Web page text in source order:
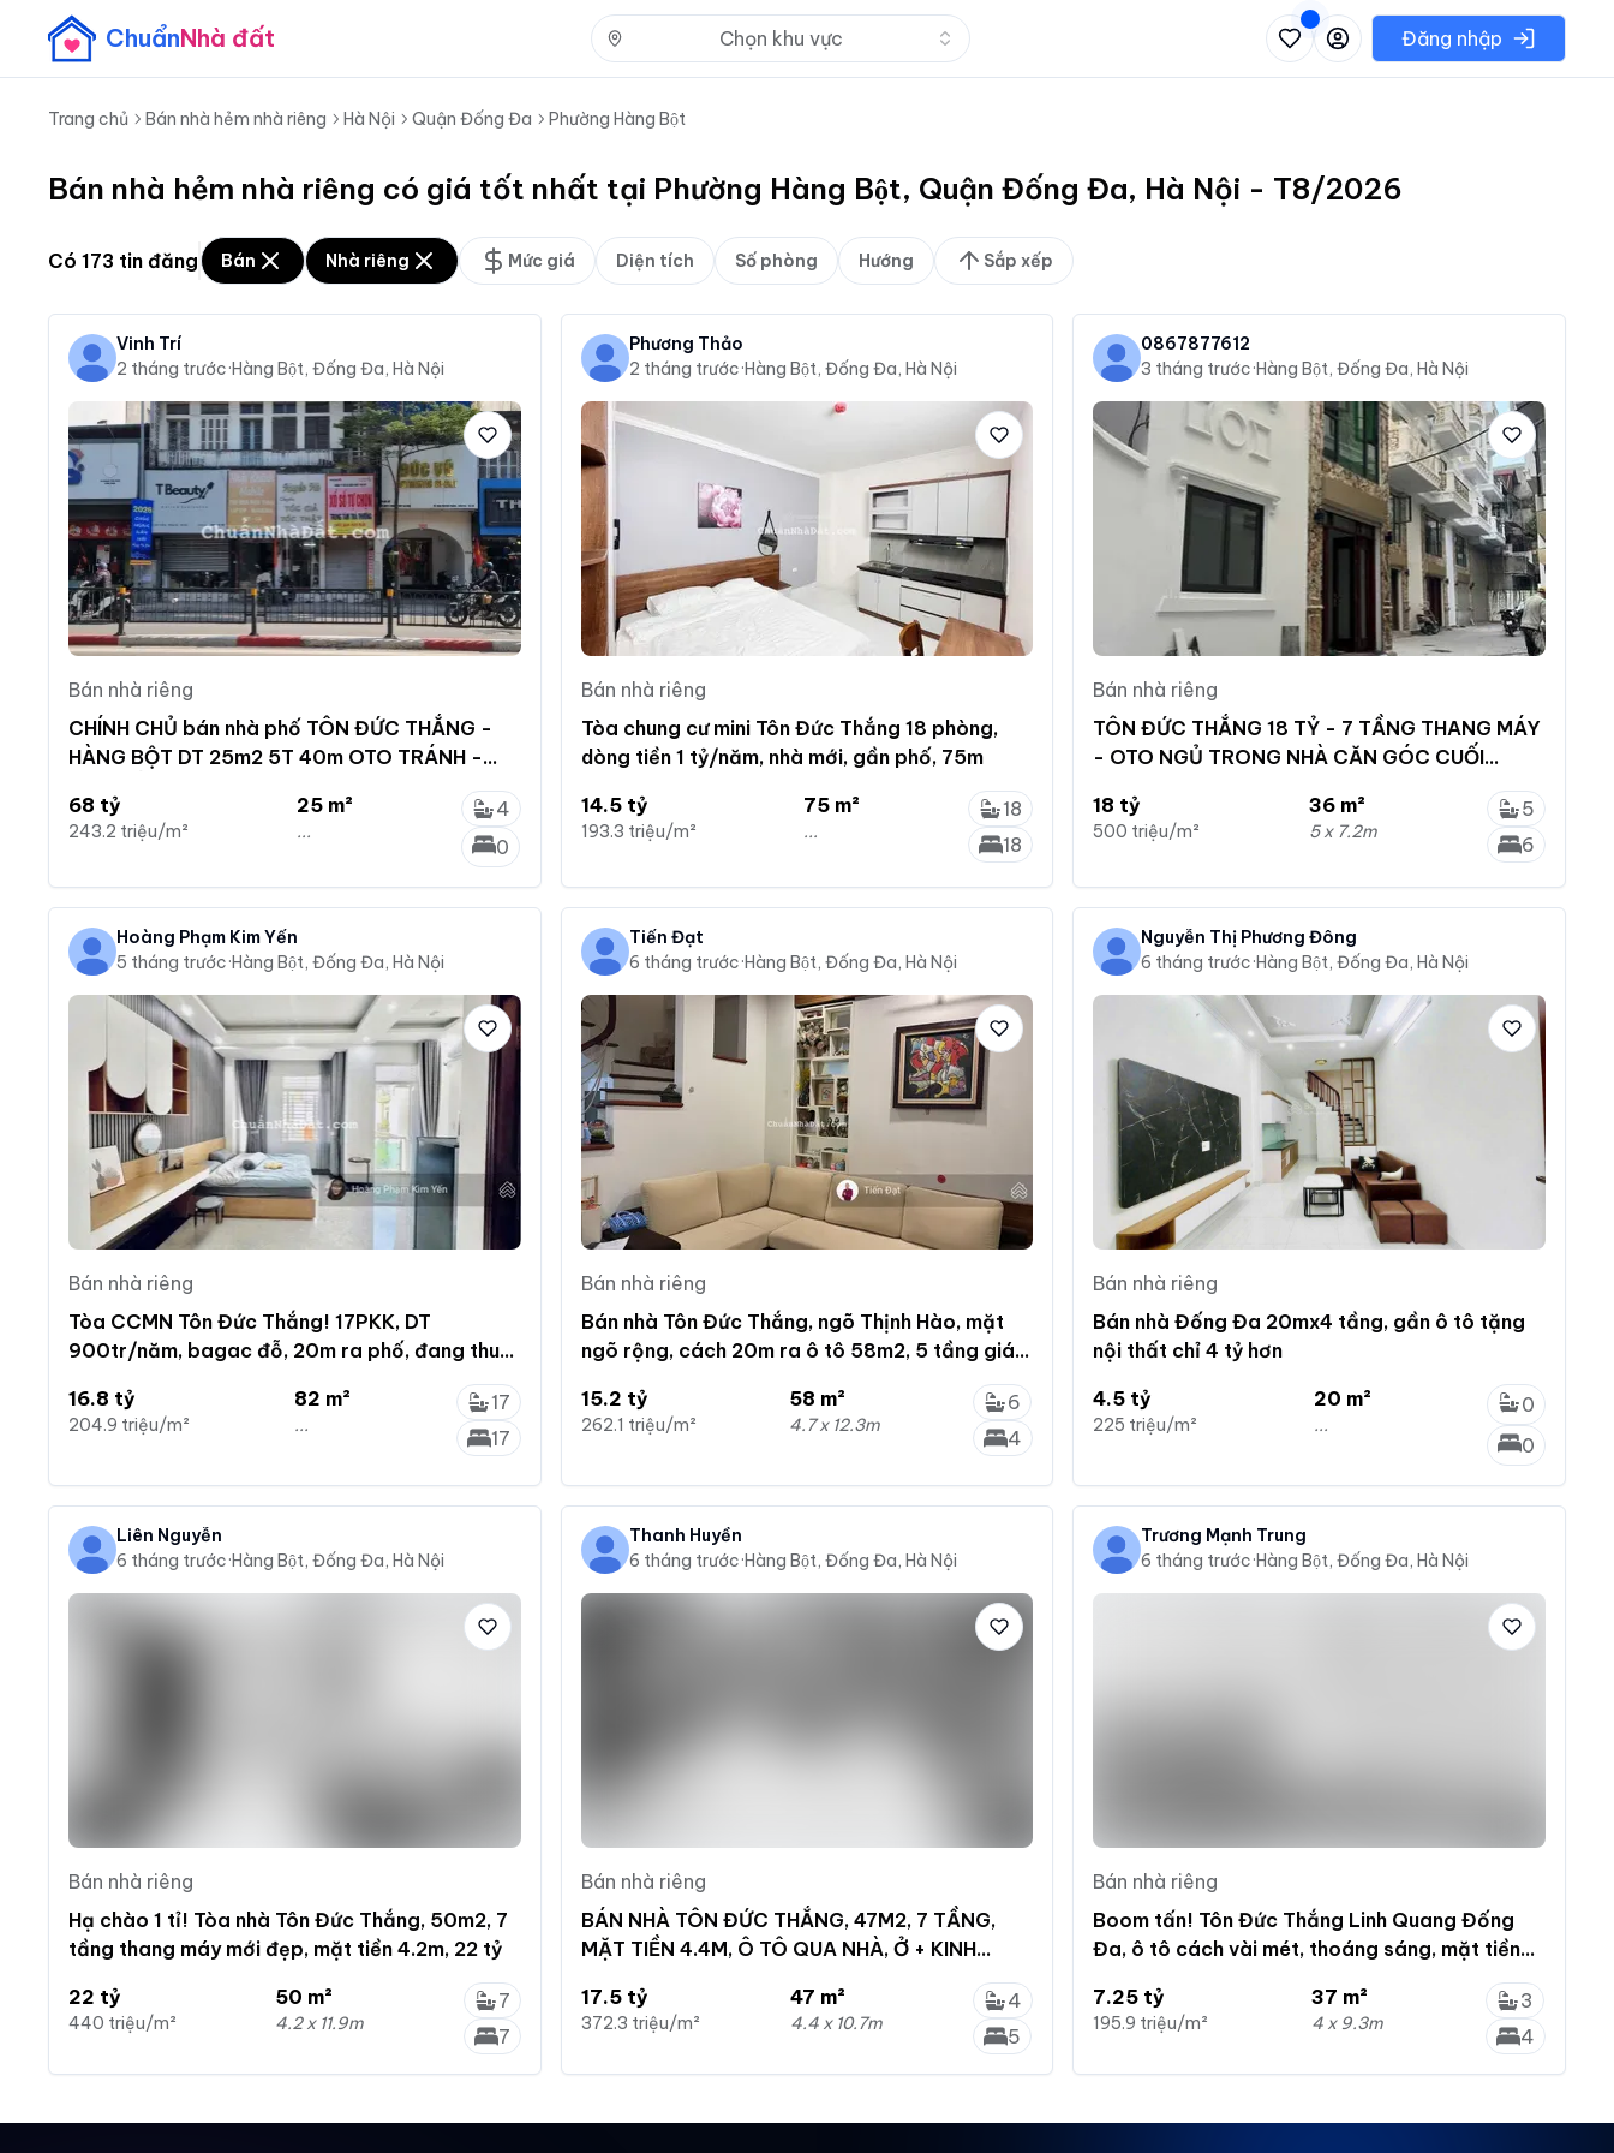
ChuẩnNhà đất Chọn khu vực Nhấn để mở danh sách các khu vực có thể chọnĐăng nhập
Trang chủ Bán nhà hẻm nhà riêng Hà Nội Quận Đống Đa Phường Hàng Bột
Bán nhà hẻm nhà riêng có giá tốt nhất tại Phường Hàng Bột, Quận Đống Đa, Hà Nội - T8/2026
Có 173 tin đăng Bán Nhà riêng Mức giá Diện tích Số phòng Hướng Sắp xếp
Vinh Trí
2 tháng trước·Hàng Bột, Đống Đa, Hà Nội
Bán nhà riêng
CHÍNH CHỦ bán nhà phố TÔN ĐỨC THẮNG -
HÀNG BỘT DT 25m2 5T 40m OTO TRÁNH -
68 tỷ
243.2 triệu/m²
25 m²
...
4
0
Phương Thảo
2 tháng trước·Hàng Bột, Đống Đa, Hà Nội
Bán nhà riêng
Tòa chung cư mini Tôn Đức Thắng 18 phòng,
dòng tiền 1 tỷ/năm, nhà mới, gần phố, 75m
14.5 tỷ
193.3 triệu/m²
75 m²
...
18
18
0867877612
3 tháng trước·Hàng Bột, Đống Đa, Hà Nội
Bán nhà riêng
TÔN ĐỨC THẮNG 18 TỶ - 7 TẦNG THANG MÁY
- OTO NGỦ TRONG NHÀ CĂN GÓC CUỐI
18 tỷ
500 triệu/m²
36 m²
5 x 7.2m
5
6
Hoàng Phạm Kim Yến
5 tháng trước·Hàng Bột, Đống Đa, Hà Nội
Bán nhà riêng
Tòa CCMN Tôn Đức Thắng! 17PKK, DT
900tr/năm, bagac đỗ, 20m ra phố, đang thuê
16.8 tỷ
204.9 triệu/m²
82 m²
...
17
17
Tiến Đạt
6 tháng trước·Hàng Bột, Đống Đa, Hà Nội
Bán nhà riêng
Bán nhà Tôn Đức Thắng, ngõ Thịnh Hào, mặt
ngõ rộng, cách 20m ra ô tô 58m2, 5 tầng giá
15.2 tỷ
262.1 triệu/m²
58 m²
4.7 x 12.3m
6
4
Nguyễn Thị Phương Đông
6 tháng trước·Hàng Bột, Đống Đa, Hà Nội
Bán nhà riêng
Bán nhà Đống Đa 20mx4 tầng, gần ô tô tặng
nội thất chỉ 4 tỷ hơn
4.5 tỷ
225 triệu/m²
20 m²
...
0
0
Liên Nguyễn
6 tháng trước·Hàng Bột, Đống Đa, Hà Nội
Bán nhà riêng
Hạ chào 1 tỉ! Tòa nhà Tôn Đức Thắng, 50m2, 7
tầng thang máy mới đẹp, mặt tiền 4.2m, 22 tỷ
22 tỷ
440 triệu/m²
50 m²
4.2 x 11.9m
7
7
Thanh Huyền
6 tháng trước·Hàng Bột, Đống Đa, Hà Nội
Bán nhà riêng
BÁN NHÀ TÔN ĐỨC THẮNG, 47M2, 7 TẦNG,
MẶT TIỀN 4.4M, Ô TÔ QUA NHÀ, Ở + KINH
17.5 tỷ
372.3 triệu/m²
47 m²
4.4 x 10.7m
4
5
Trương Mạnh Trung
6 tháng trước·Hàng Bột, Đống Đa, Hà Nội
Bán nhà riêng
Boom tấn! Tôn Đức Thắng Linh Quang Đống
Đa, ô tô cách vài mét, thoáng sáng, mặt tiền
7.25 tỷ
195.9 triệu/m²
37 m²
4 x 9.3m
3
4